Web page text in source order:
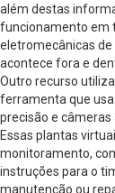
além destas
funcionamento em
eletromecânicas
acontece fora e
Outro recurso
ferramenta que
precisão e câmeras
Essas plantas
monitoramento,
instruções para o
manutenção ou